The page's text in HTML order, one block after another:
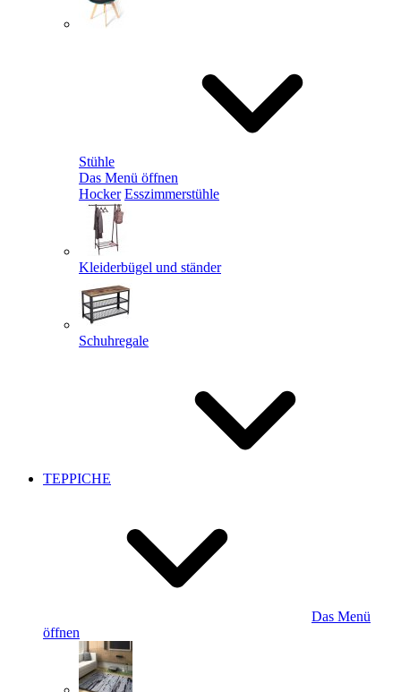
Stühle
Das Menü öffnen
Hocker Esszimmerstühle
Kleiderbügel und ständer
Schuhregale
TEPPICHE
Das Menü
öffnen